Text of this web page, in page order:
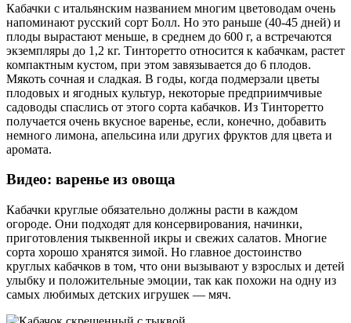
Кабачки с итальянским названием многим цветоводам очень
напоминают русский сорт Болл. Но это раньше (40-45 дней) и
плоды вырастают меньше, в среднем до 600 г, а встречаются
экземпляры до 1,2 кг. Тинторетто относится к кабачкам, растет
компактным кустом, при этом завязывается до 6 плодов.
Мякоть сочная и сладкая. В годы, когда подмерзали цветы
плодовых и ягодных культур, некоторые предприимчивые
садоводы спаслись от этого сорта кабачков. Из Тинторетто
получается очень вкусное варенье, если, конечно, добавить
немного лимона, апельсина или других фруктов для цвета и
аромата.
Видео: варенье из овоща
Кабачки круглые обязательно должны расти в каждом
огороде. Они подходят для консервирования, начинки,
приготовления тыквенной икры и свежих салатов. Многие
сорта хорошо хранятся зимой. Но главное достоинство
круглых кабачков в том, что они вызывают у взрослых и детей
улыбку и положительные эмоции, так как похожи на одну из
самых любимых детских игрушек — мяч.